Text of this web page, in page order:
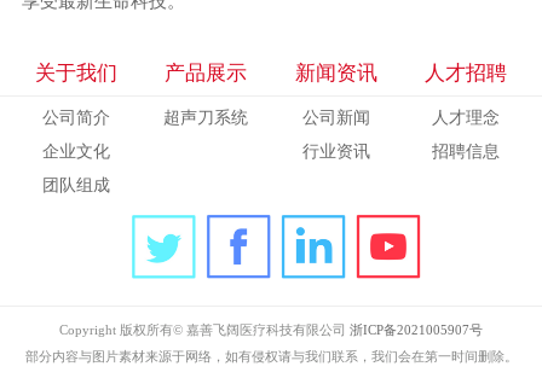
关于我们 产品展示 新闻资讯 人才招聘
公司简介
企业文化
团队组成
超声刀系统
公司新闻
行业资讯
人才理念
招聘信息
Copyright 版权所有© 嘉善飞阔医疗科技有限公司 浙ICP备2021005907号
部分内容与图片素材来源于网络，如有侵权请与我们联系，我们会在第一时间删除。